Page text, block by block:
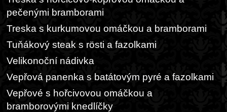
pečenými bramborami
Treska s kurkumovou omáčkou a bramborami
Tuňákový steak s rösti a fazolkami
Velikonoční nádivka
Vepřová panenka s batátovým pyré a fazolkami
Vepřové s hořcivovou omáčkou a
bramborovými knedlíčky